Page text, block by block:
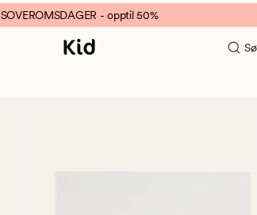
SOVEROMSDAGER - opptil 50%